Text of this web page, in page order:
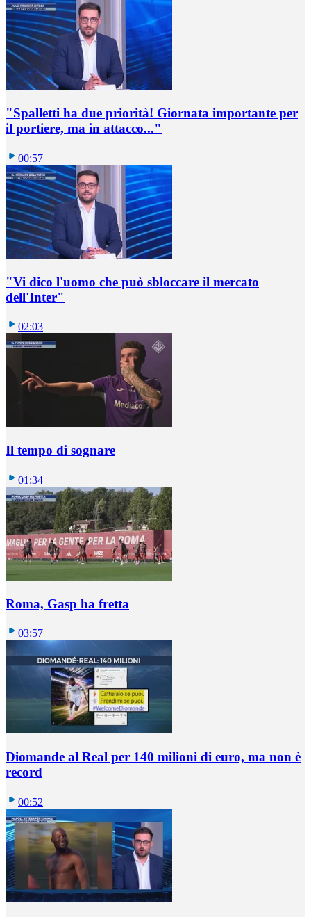
"Spalletti ha due priorità! Giornata importante per
il portiere, ma in attacco..."
00:57
"Vi dico l'uomo che può sbloccare il mercato
dell'Inter"
02:03
Il tempo di sognare
01:34
Roma, Gasp ha fretta
03:57
Diomande al Real per 140 milioni di euro, ma non è
record
00:52